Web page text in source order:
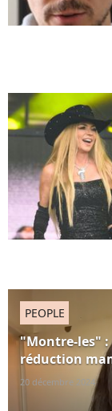
PEOPLE
"Montre-les" :
réduction
20 décembre 2024